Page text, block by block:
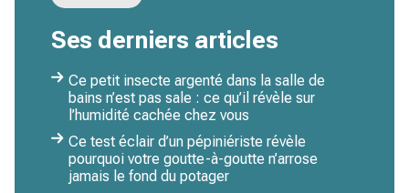
Ses derniers articles
Ce petit insecte argenté dans la salle de
bains n’est pas sale : ce qu’il révèle sur
l’humidité cachée chez vous
Ce test éclair d’un pépiniériste révèle
pourquoi votre goutte-à-goutte n’arrose
jamais le fond du potager